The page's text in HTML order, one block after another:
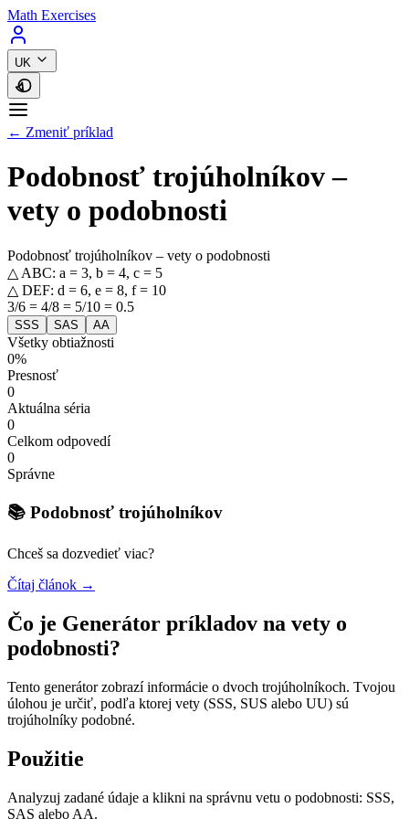
Math Exercises
UK
← Zmeniť príklad
Podobnosť trojúholníkov –
vety o podobnosti
Podobnosť trojúholníkov – vety o podobnosti
△ ABC: a = 3, b = 4, c = 5
△ DEF: d = 6, e = 8, f = 10
3/6 = 4/8 = 5/10 = 0.5
SSS SAS AA
Všetky obtiažnosti
0%
Presnosť
0
Aktuálna séria
0
Celkom odpovedí
0
Správne
📚 Podobnosť trojúholníkov
Chceš sa dozvedieť viac?
Čítaj článok →
Čo je Generátor príkladov na vety o
podobnosti?
Tento generátor zobrazí informácie o dvoch trojúholníkoch. Tvojou
úlohou je určiť, podľa ktorej vety (SSS, SUS alebo UU) sú
trojúholníky podobné.
Použitie
Analyzuj zadané údaje a klikni na správnu vetu o podobnosti: SSS,
SAS alebo AA.